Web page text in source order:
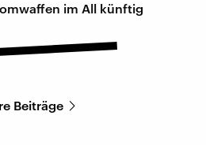
im All künftig
Beiträge